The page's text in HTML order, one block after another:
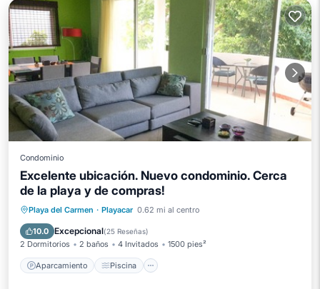
Condominio
Excelente ubicación. Nuevo condominio. Cerca
de la playa y de compras!
Playa del Carmen · Playacar 0.62 mi al centro
10.0 Excepcional(25 Reseñas)
2 Dormitorios 2 baños 4 Invitados 1500 pies²
Aparcamiento Piscina
Aparcamiento
Piscina
Balcón/Terraza